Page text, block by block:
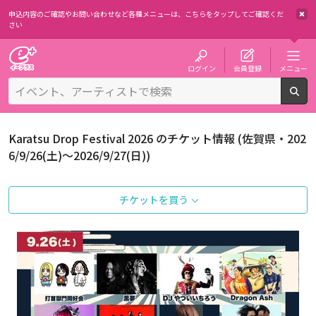
申込内容のご確認やお問い合わせなど各種メニューは、 こちらをタップしてご確認くだ
さい
ログイン 会員登録 メニュー
Karatsu Drop Festival 2026 のチケット情報 (佐賀県・202
6/9/26(土)～2026/9/27(日))
チケットを買う